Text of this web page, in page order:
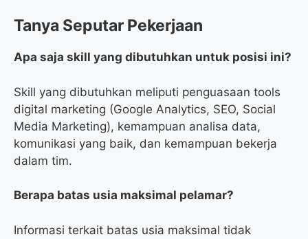
Tanya Seputar Pekerjaan
Apa saja skill yang dibutuhkan untuk posisi ini?
Skill yang dibutuhkan meliputi penguasaan tools
digital marketing (Google Analytics, SEO, Social
Media Marketing), kemampuan analisa data,
komunikasi yang baik, dan kemampuan bekerja
dalam tim.
Berapa batas usia maksimal pelamar?
Informasi terkait batas usia maksimal tidak